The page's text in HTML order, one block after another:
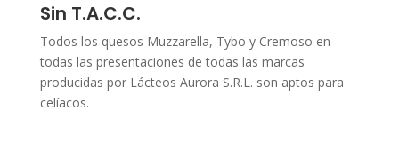
Sin T.A.C.C.
Todos los quesos Muzzarella, Tybo y Cremoso en
todas las presentaciones de todas las marcas
producidas por Lácteos Aurora S.R.L. son aptos para
celíacos.